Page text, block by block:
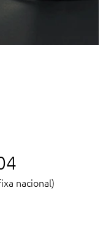
nacional)